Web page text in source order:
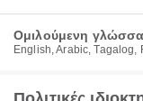
Ομιλούμενη γλώσσα
English, Arabic, Tagalog,